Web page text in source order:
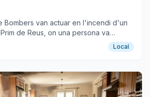
Bombers van actuar en l'incendi d'un
de Reus, on una persona va
Local